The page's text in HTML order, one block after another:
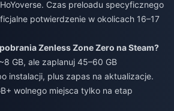
Czas preloadu specyficznego
potwierdzenie w okolicach 16–17
Zenless Zone Zero na Steam?
GB, ale zaplanuj 45–60 GB
instalacji, plus zapas na aktualizacje.
wolnego miejsca tylko na etap